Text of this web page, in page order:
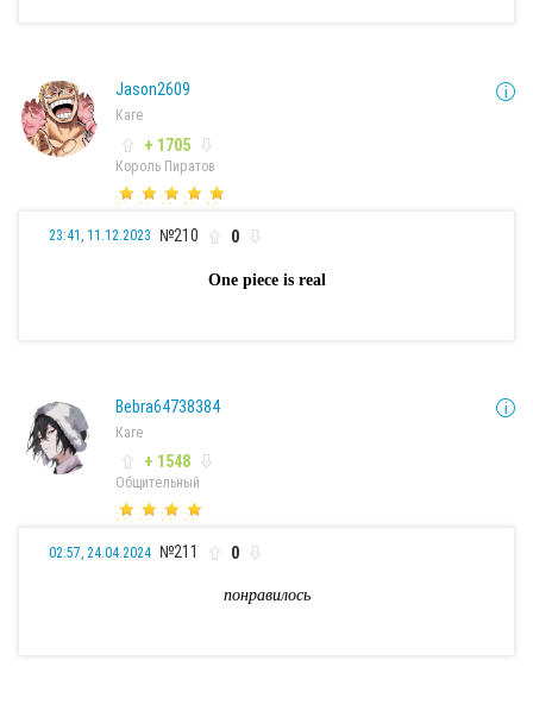
Jason2609
Каге
+ 1705
Король Пиратов
23:41, 11.12.2023 №210 0
One piece is real
Bebra64738384
Каге
+ 1548
Общительный
02:57, 24.04.2024 №211 0
понравилось